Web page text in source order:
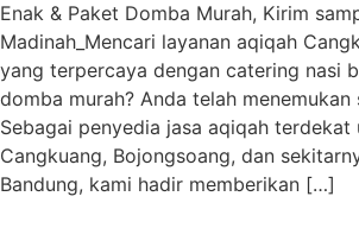
Enak & Paket Domba Murah, Kirim
Madinah_Mencari layanan aqiqah
yang terpercaya dengan catering nasi
domba murah? Anda telah menemukan
Sebagai penyedia jasa aqiqah terdekat
Cangkuang, Bojongsoang, dan
Bandung, kami hadir memberikan […]